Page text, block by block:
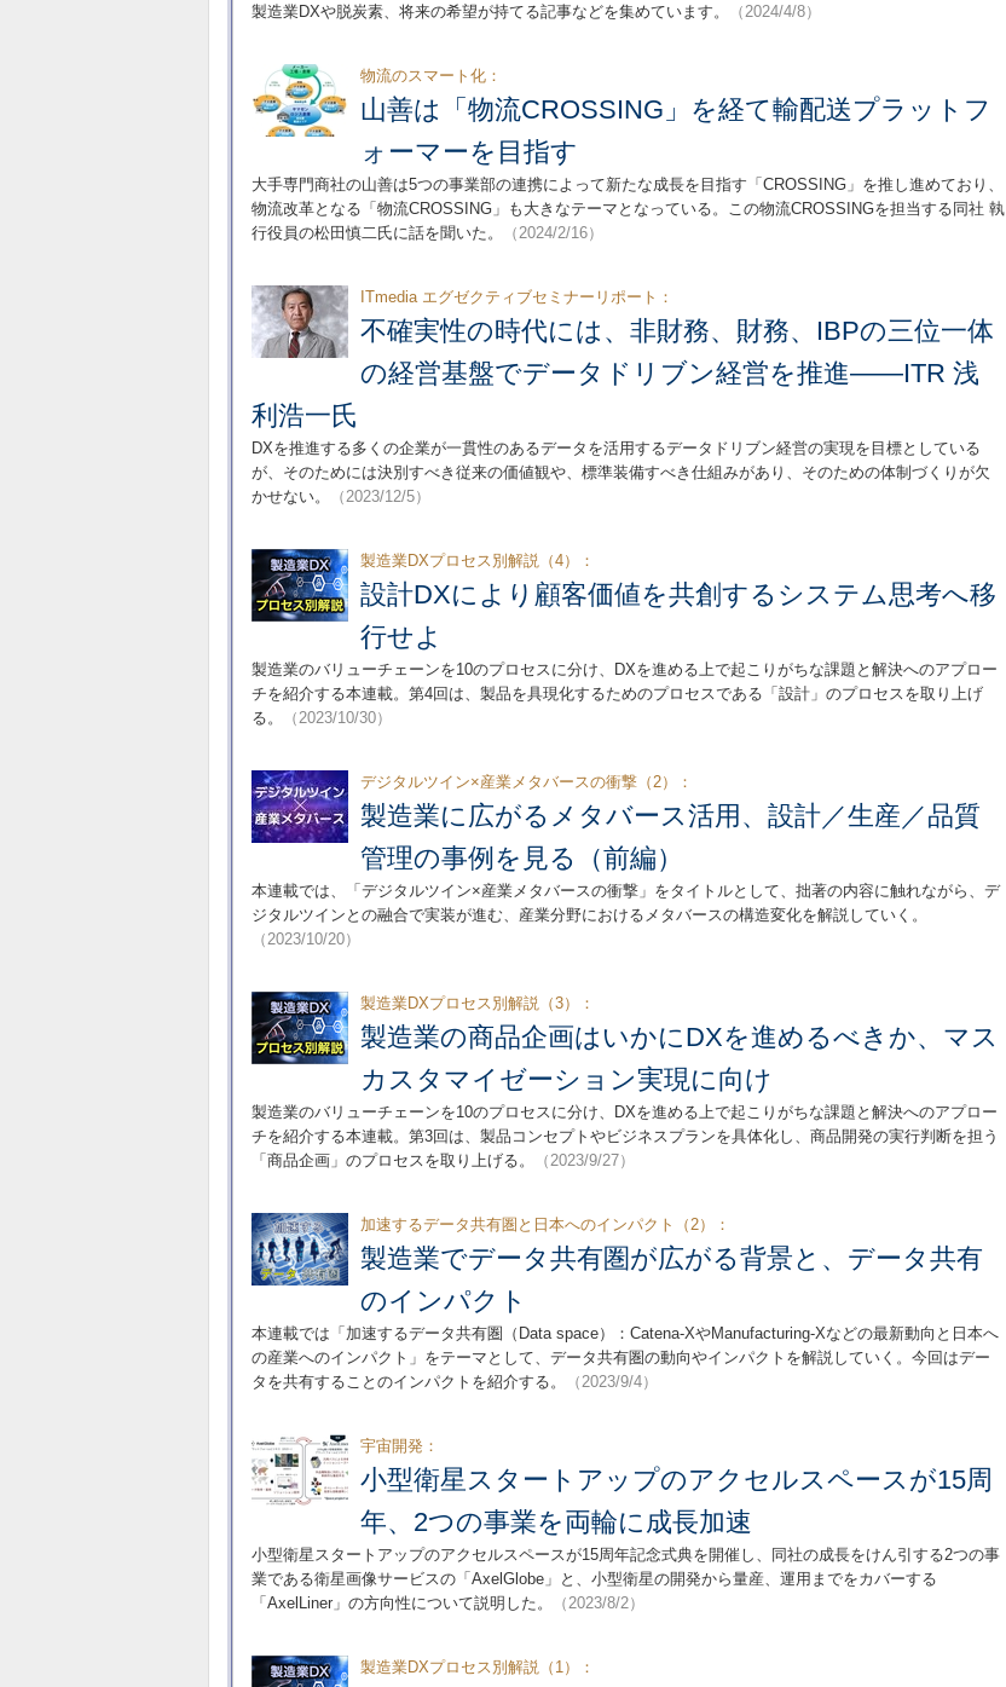
製造業DXや脱炭素、将来の希望が持てる記事などを集めています。 （2024/4/8）
物流のスマート化：
山善は「物流CROSSING」を経て輸配送プラットフ
ォーマーを目指す
大手専門商社の山善は5つの事業部の連携によって新たな成長を目指す「CROSSING」を推し進めており、
物流改革となる「物流CROSSING」も大きなテーマとなっている。この物流CROSSINGを担当する同社 執
行役員の松田慎二氏に話を聞いた。
（2024/2/16）
ITmedia エグゼクティブセミナーリポート：
不確実性の時代には、非財務、財務、IBPの三位一体
の経営基盤でデータドリブン経営を推進――ITR 浅
利浩一氏
DXを推進する多くの企業が一貫性のあるデータを活用するデータドリブン経営の実現を目標としている
が、そのためには決別すべき従来の価値観や、標準装備すべき仕組みがあり、そのための体制づくりが欠
かせない。
（2023/12/5）
製造業DXプロセス別解説（4）：
設計DXにより顧客価値を共創するシステム思考へ移
行せよ
製造業のバリューチェーンを10のプロセスに分け、DXを進める上で起こりがちな課題と解決へのアプロー
チを紹介する本連載。第4回は、製品を具現化するためのプロセスである「設計」のプロセスを取り上げ
る。
（2023/10/30）
デジタルツイン×産業メタバースの衝撃（2）：
製造業に広がるメタバース活用、設計／生産／品質
管理の事例を見る（前編）
本連載では、「デジタルツイン×産業メタバースの衝撃」をタイトルとして、拙著の内容に触れながら、デ
ジタルツインとの融合で実装が進む、産業分野におけるメタバースの構造変化を解説していく。
（2023/10/20）
製造業DXプロセス別解説（3）：
製造業の商品企画はいかにDXを進めるべきか、マス
カスタマイゼーション実現に向け
製造業のバリューチェーンを10のプロセスに分け、DXを進める上で起こりがちな課題と解決へのアプロー
チを紹介する本連載。第3回は、製品コンセプトやビジネスプランを具体化し、商品開発の実行判断を担う
「商品企画」のプロセスを取り上げる。
（2023/9/27）
加速するデータ共有圏と日本へのインパクト（2）：
製造業でデータ共有圏が広がる背景と、データ共有
のインパクト
本連載では「加速するデータ共有圏（Data space）：Catena-XやManufacturing-Xなどの最新動向と日本へ
の産業へのインパクト」をテーマとして、データ共有圏の動向やインパクトを解説していく。今回はデー
タを共有することのインパクトを紹介する。
（2023/9/4）
宇宙開発：
小型衛星スタートアップのアクセルスペースが15周
年、2つの事業を両輪に成長加速
小型衛星スタートアップのアクセルスペースが15周年記念式典を開催し、同社の成長をけん引する2つの事
業である衛星画像サービスの「AxelGlobe」と、小型衛星の開発から量産、運用までをカバーする
「AxelLiner」の方向性について説明した。
（2023/8/2）
製造業DXプロセス別解説（1）：